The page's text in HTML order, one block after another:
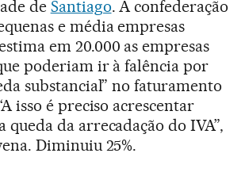
de Santiago. A confederação
e média empresas
em 20.000 as empresas
poderiam ir à falência por
substancial” no faturamento
isso é preciso acrescentar
queda da arrecadação do IVA”,
Diminuiu 25%.